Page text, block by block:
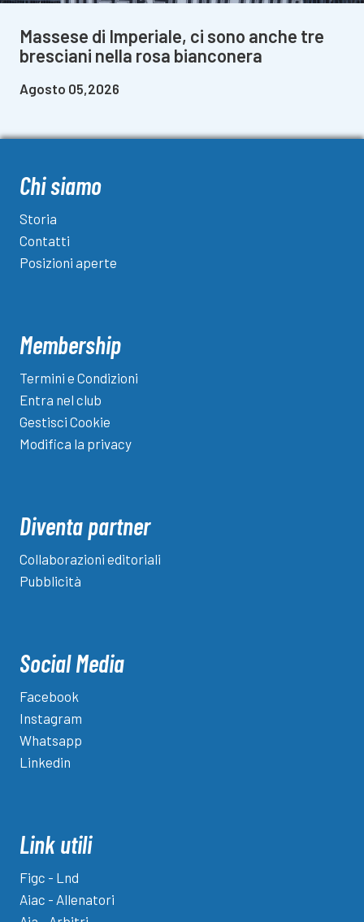
Massese di Imperiale, ci sono anche tre
bresciani nella rosa bianconera
Agosto 05,2026
Chi siamo
Storia
Contatti
Posizioni aperte
Membership
Termini e Condizioni
Entra nel club
Gestisci Cookie
Modifica la privacy
Diventa partner
Collaborazioni editoriali
Pubblicità
Social Media
Facebook
Instagram
Whatsapp
Linkedin
Link utili
Figc - Lnd
Aiac - Allenatori